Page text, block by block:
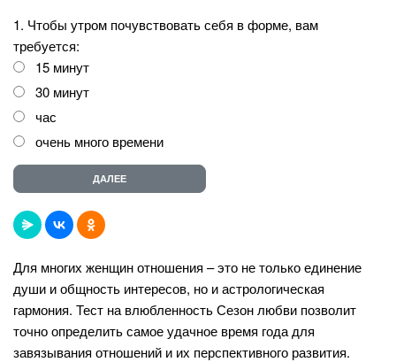
1. Чтобы утром почувствовать себя в форме, вам
требуется:
15 минут
30 минут
час
очень много времени
Для многих женщин отношения – это не только единение
души и общность интересов, но и астрологическая
гармония. Тест на влюбленность Сезон любви позволит
точно определить самое удачное время года для
завязывания отношений и их перспективного развития.